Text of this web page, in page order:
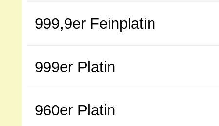
999,9er Feinplatin
999er Platin
960er Platin